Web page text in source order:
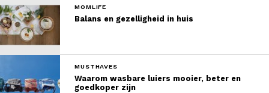
MOMLIFE
Balans en gezelligheid in huis
MUSTHAVES
Waarom wasbare luiers mooier, beter en
goedkoper zijn